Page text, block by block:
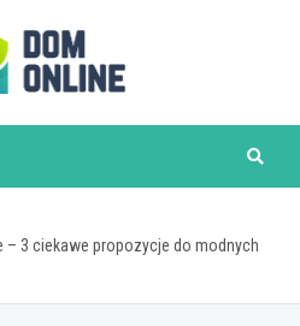
3 ciekawe propozycje do modnych